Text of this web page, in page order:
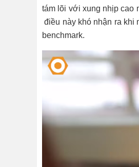
tám lõi với xung nhịp cao
điều này khó nhận ra khi
benchmark.